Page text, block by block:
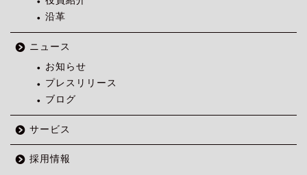
沿革
ニュース
お知らせ
プレスリリース
ブログ
サービス
採用情報